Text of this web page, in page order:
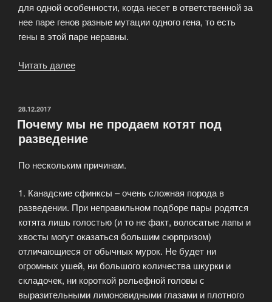
для одной особенности, когда несет в ответственной за
нее паре генов разные мутации одного гена, то есть
гены в этой паре неравны.
Читать далее
кошек»
ОПУБЛИКОВАНО
28.12.2017
Почему мы не продаем котят под
разведение
По нескольким причинам.
1. Канадские сфинксы – очень сложная порода в
разведении. При неправильном подборе пары родятся
котята лишь голостью (и то не факт, волосатые лапы и
хвосты могут оказаться большим сюрпризом)
отличающиеся от обычных мурок. Не будет ни
огромных ушей, ни большого количества шкурки и
складочек, ни короткой рельефной головы с
выразительными лимоновидными глазами и плотного